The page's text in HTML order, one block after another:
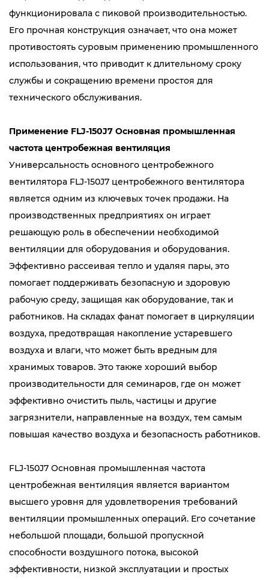
функционировала с пиковой производительностью.
Его прочная конструкция означает, что она может
противостоять суровым применению промышленного
использования, что приводит к длительному сроку
службы и сокращению времени простоя для
технического обслуживания.
Применение FLJ-150J7 Основная промышленная
частота центробежная вентиляция
Универсальность основного центробежного
вентилятора FLJ-150J7 центробежного вентилятора
является одним из ключевых точек продажи. На
производственных предприятиях он играет
решающую роль в обеспечении необходимой
вентиляции для оборудования и оборудования.
Эффективно рассеивая тепло и удаляя пары, это
помогает поддерживать безопасную и здоровую
рабочую среду, защищая как оборудование, так и
работников. На складах фанат помогает в циркуляции
воздуха, предотвращая накопление устаревшего
воздуха и влаги, что может быть вредным для
хранимых товаров. Это также хороший выбор
производительности для семинаров, где он может
эффективно очистить пыль, частицы и другие
загрязнители, направленные на воздух, тем самым
повышая качество воздуха и безопасность работников.
FLJ-150J7 Основная промышленная частота
центробежная вентиляция является вариантом
высшего уровня для удовлетворения требований
вентиляции промышленных операций. Его сочетание
небольшой площади, большой пропускной
способности воздушного потока, высокой
эффективности, низкой эксплуатации и простых